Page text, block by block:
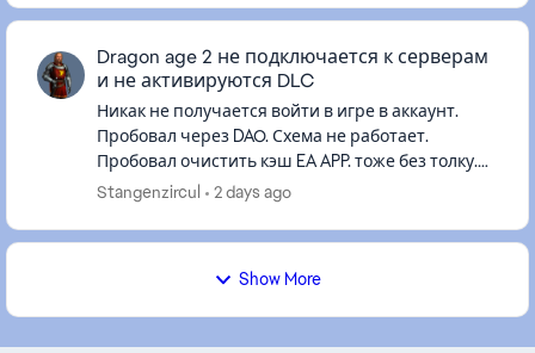
Dragon age 2 не подключается к серверам
и не активируются DLC
Никак не получается войти в игре в аккаунт.
Пробовал через DAO. Схема не работает.
Пробовал очистить кэш EA APP. тоже без толку.
Игра куплена и работает через EA со всеми DLC.
Stangenzircul 2 days ago
Show More